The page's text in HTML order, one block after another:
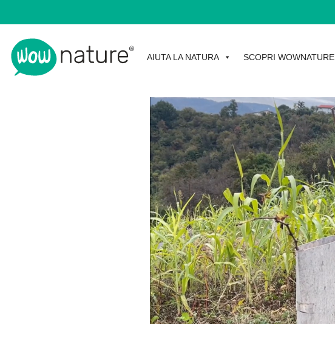
AIUTA LA NATURA SCOPRI WOWNATURE